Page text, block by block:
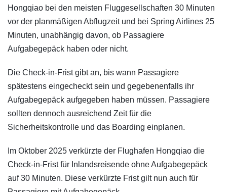
Hongqiao bei den meisten Fluggesellschaften 30 Minuten
vor der planmäßigen Abflugzeit und bei Spring Airlines 25
Minuten, unabhängig davon, ob Passagiere
Aufgabegepäck haben oder nicht.
Die Check-in-Frist gibt an, bis wann Passagiere
spätestens eingecheckt sein und gegebenenfalls ihr
Aufgabegepäck aufgegeben haben müssen. Passagiere
sollten dennoch ausreichend Zeit für die
Sicherheitskontrolle und das Boarding einplanen.
Im Oktober 2025 verkürzte der Flughafen Hongqiao die
Check-in-Frist für Inlandsreisende ohne Aufgabegepäck
auf 30 Minuten. Diese verkürzte Frist gilt nun auch für